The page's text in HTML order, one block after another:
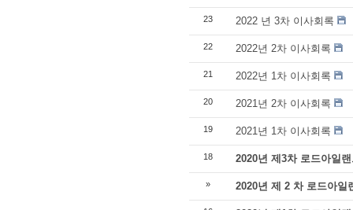
23 2022 년 3차 이사회록
22 2022년 2차 이사회록
21 2022년 1차 이사회록
20 2021년 2차 이사회록
19 2021년 1차 이사회록
18 2020년 제3차 로드아일
» 2020년 제 2 차 로드아일